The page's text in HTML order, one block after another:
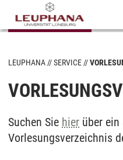
LEUPHANA SERVICE
Suchen Sie hier über
Vorlesungsverzeichnis